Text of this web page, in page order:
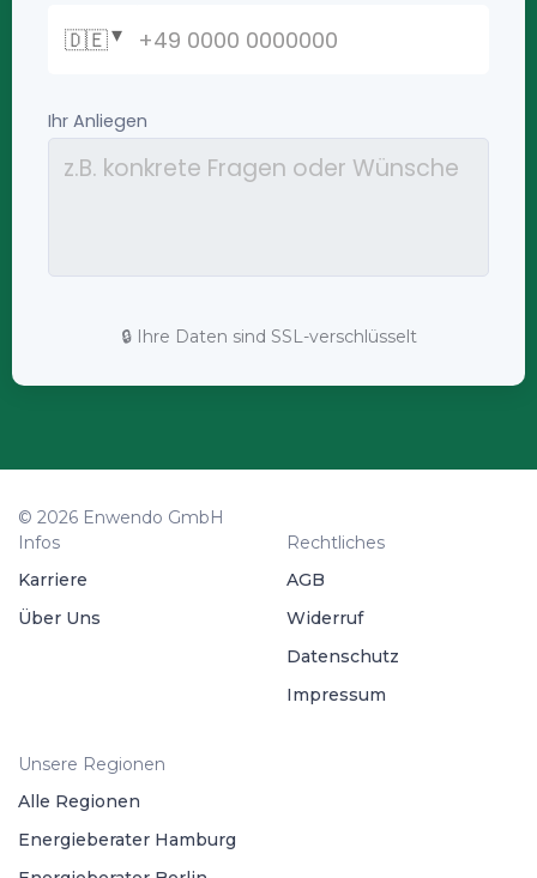
🔒 Ihre Daten sind SSL-verschlüsselt
© 2026 Enwendo GmbH
Infos
Karriere
Über Uns
Rechtliches
AGB
Widerruf
Datenschutz
Impressum
Unsere Regionen
Alle Regionen
Energieberater Hamburg